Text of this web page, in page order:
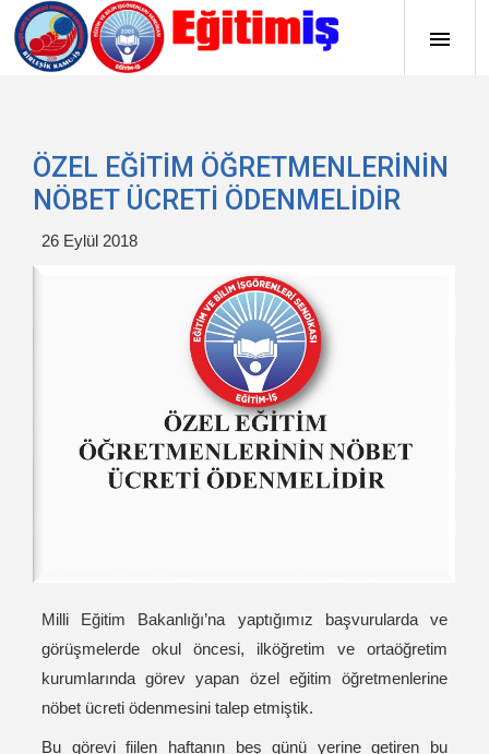
ÖZEL EĞİTİM ÖĞRETMENLERİNİN
NÖBET ÜCRETİ ÖDENMELİDİR
26 Eylül 2018
Milli Eğitim Bakanlığı’na yaptığımız başvurularda ve
görüşmelerde okul öncesi, ilköğretim ve ortaöğretim
kurumlarında görev yapan özel eğitim öğretmenlerine
nöbet ücreti ödenmesini talep etmiştik.
Bu görevi fiilen haftanın beş günü yerine getiren bu